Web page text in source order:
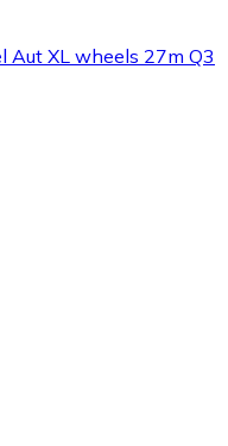
Aut XL wheels 27m Q3